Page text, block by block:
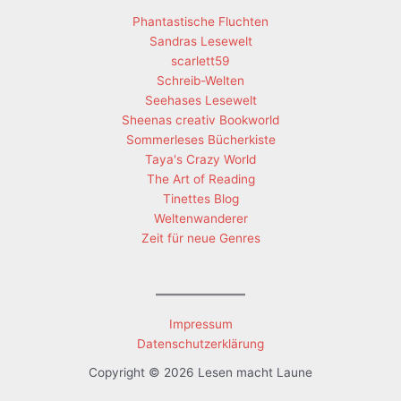
Phantastische Fluchten
Sandras Lesewelt
scarlett59
Schreib-Welten
Seehases Lesewelt
Sheenas creativ Bookworld
Sommerleses Bücherkiste
Taya's Crazy World
The Art of Reading
Tinettes Blog
Weltenwanderer
Zeit für neue Genres
Impressum
Datenschutzerklärung
Copyright © 2026 Lesen macht Laune